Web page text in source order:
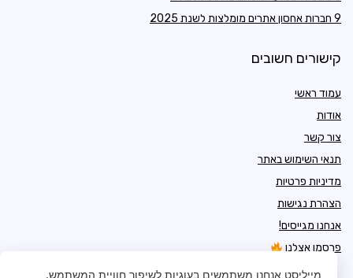
9 חברות אחסון אתרים מומלצות לשנת 2025
קישורים חשובים
עמוד ראשי
אודות
צור קשר
תנאי השימוש באתר
מדיניות פרטיות
הצהרת נגישות
אנחנו מגייסים!
פרסמו אצלנו
מייליסט אנחנו משתמשים בעוגיות לשיפור חוויית המשתמש.